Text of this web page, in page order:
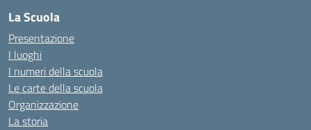
La Scuola
Presentazione
I luoghi
I numeri della scuola
Le carte della scuola
Organizzazione
La storia